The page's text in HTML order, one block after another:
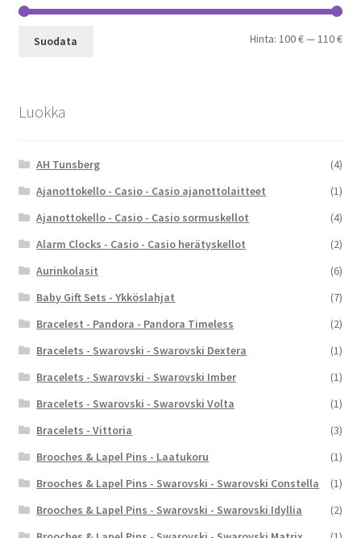
Suodata Hinta: 100 €— 110 €
Luokka
AH Tunsberg
(4)
Ajanottokello - Casio - Casio ajanottolaitteet
(1)
Ajanottokello - Casio - Casio sormuskellot
(4)
Alarm Clocks - Casio - Casio herätyskellot
(2)
Aurinkolasit
(6)
Baby Gift Sets - Ykköslahjat
(7)
Bracelest - Pandora - Pandora Timeless
(2)
Bracelets - Swarovski - Swarovski Dextera
(1)
Bracelets - Swarovski - Swarovski Imber
(1)
Bracelets - Swarovski - Swarovski Volta
(1)
Bracelets - Vittoria
(3)
Brooches & Lapel Pins - Laatukoru
(1)
Brooches & Lapel Pins - Swarovski - Swarovski Constella
(1)
Brooches & Lapel Pins - Swarovski - Swarovski Idyllia
(2)